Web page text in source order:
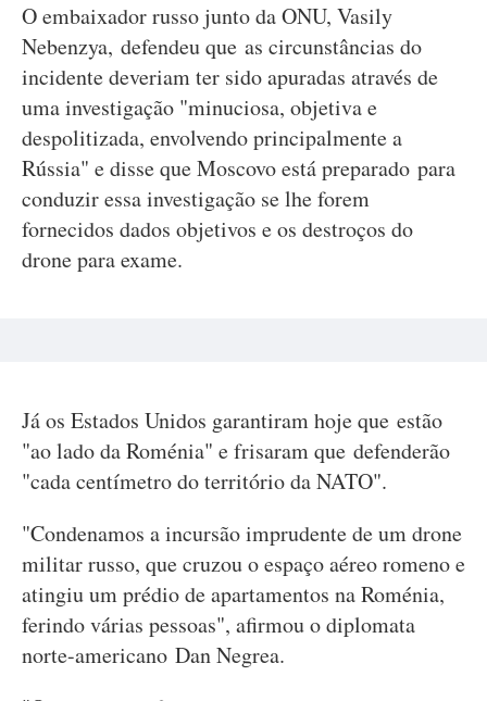
O embaixador russo junto da ONU, Vasily
Nebenzya, defendeu que as circunstâncias do
incidente deveriam ter sido apuradas através de
uma investigação "minuciosa, objetiva e
despolitizada, envolvendo principalmente a
Rússia" e disse que Moscovo está preparado para
conduzir essa investigação se lhe forem
fornecidos dados objetivos e os destroços do
drone para exame.
Já os Estados Unidos garantiram hoje que estão
"ao lado da Roménia" e frisaram que defenderão
"cada centímetro do território da NATO".
"Condenamos a incursão imprudente de um drone
militar russo, que cruzou o espaço aéreo romeno e
atingiu um prédio de apartamentos na Roménia,
ferindo várias pessoas", afirmou o diplomata
norte-americano Dan Negrea.